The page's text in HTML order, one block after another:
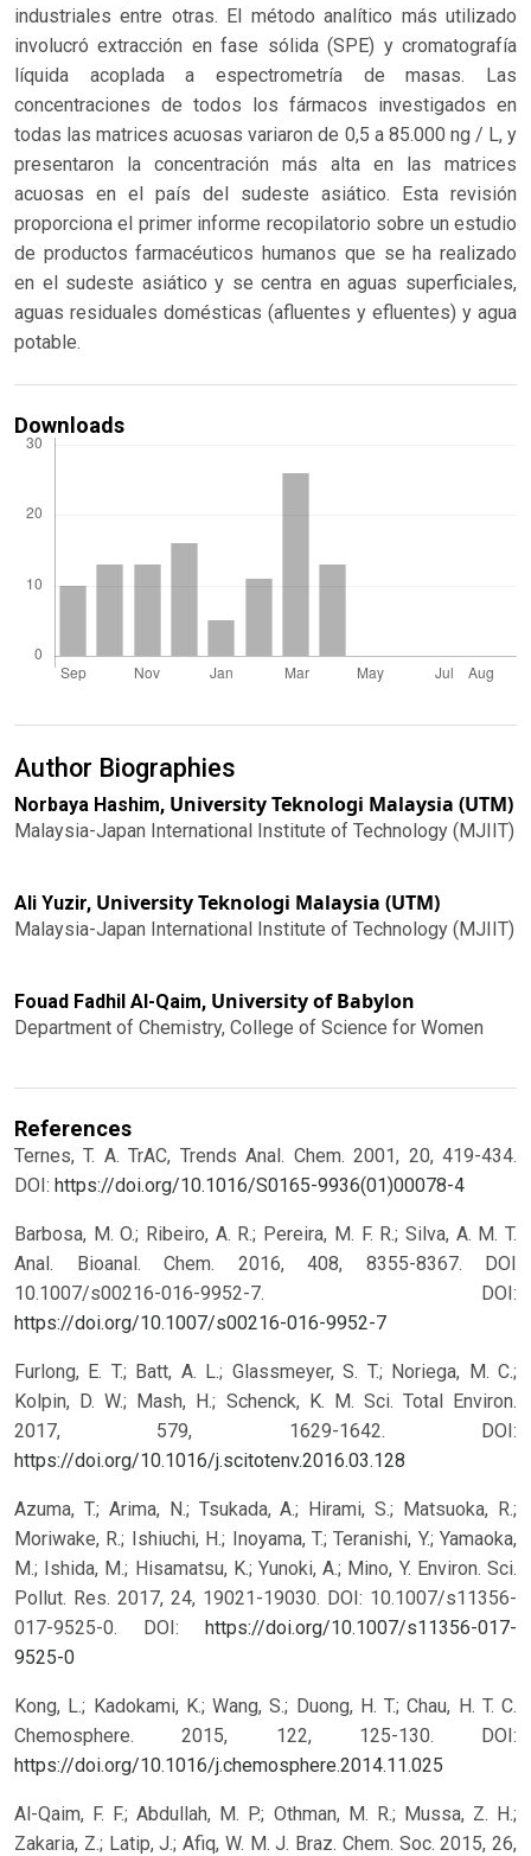
industriales entre otras. El método analítico más utilizado
involucró extracción en fase sólida (SPE) y cromatografía
líquida acoplada a espectrometría de masas. Las
concentraciones de todos los fármacos investigados en
todas las matrices acuosas variaron de 0,5 a 85.000 ng / L, y
presentaron la concentración más alta en las matrices
acuosas en el país del sudeste asiático. Esta revisión
proporciona el primer informe recopilatorio sobre un estudio
de productos farmacéuticos humanos que se ha realizado
en el sudeste asiático y se centra en aguas superficiales,
aguas residuales domésticas (afluentes y efluentes) y agua
potable.
Downloads
Author Biographies
Norbaya Hashim, University Teknologi Malaysia (UTM)
Malaysia-Japan International Institute of Technology (MJIIT)
Ali Yuzir, University Teknologi Malaysia (UTM)
Malaysia-Japan International Institute of Technology (MJIIT)
Fouad Fadhil Al-Qaim, University of Babylon
Department of Chemistry, College of Science for Women
References
Ternes, T. A. TrAC, Trends Anal. Chem. 2001, 20, 419-434.
DOI: https://doi.org/10.1016/S0165-9936(01)00078-4
Barbosa, M. O.; Ribeiro, A. R.; Pereira, M. F. R.; Silva, A. M. T.
Anal. Bioanal. Chem. 2016, 408, 8355-8367. DOI
10.1007/s00216-016-9952-7.
DOI:
https://doi.org/10.1007/s00216-016-9952-7
Furlong, E. T.; Batt, A. L.; Glassmeyer, S. T.; Noriega, M. C.;
Kolpin, D. W.; Mash, H.; Schenck, K. M. Sci. Total Environ.
2017, 579, 1629-1642. DOI:
https://doi.org/10.1016/j.scitotenv.2016.03.128
Azuma, T.; Arima, N.; Tsukada, A.; Hirami, S.; Matsuoka, R.;
Moriwake, R.; Ishiuchi, H.; Inoyama, T.; Teranishi, Y.; Yamaoka,
M.; Ishida, M.; Hisamatsu, K.; Yunoki, A.; Mino, Y. Environ. Sci.
Pollut. Res. 2017, 24, 19021-19030. DOI: 10.1007/s11356-
017-9525-0.
DOI:
https://doi.org/10.1007/s11356-017-
9525-0
Kong, L.; Kadokami, K.; Wang, S.; Duong, H. T.; Chau, H. T. C.
Chemosphere. 2015, 122, 125-130. DOI:
https://doi.org/10.1016/j.chemosphere.2014.11.025
Al-Qaim, F. F.; Abdullah, M. P.; Othman, M. R.; Mussa, Z. H.;
Zakaria, Z.; Latip, J.; Afiq, W. M. J. Braz. Chem. Soc. 2015, 26,